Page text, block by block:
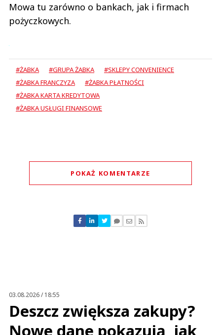
Mowa tu zarówno o bankach, jak i firmach
pożyczkowych.
#ŻABKA #GRUPA ŻABKA
#SKLEPY CONVENIENCE
#ŻABKA FRANCZYZA
#ŻABKA PŁATNOŚCI
#ŻABKA KARTA KREDYTOWA
#ŻABKA USŁUGI FINANSOWE
POKAŻ KOMENTARZE
Nie znaleziono komentarzy
Zostaw swoje komentarze
03.08.2026 / 18:55
Deszcz zwiększa zakupy?
Nowe dane pokazują, jak